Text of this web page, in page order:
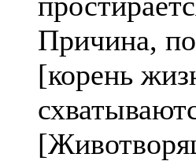
Причина,
[корень